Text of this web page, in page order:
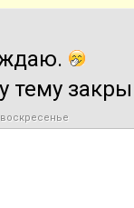
тему
воскресенье